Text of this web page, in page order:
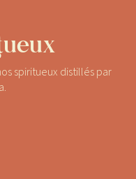
spiritueux distillés par